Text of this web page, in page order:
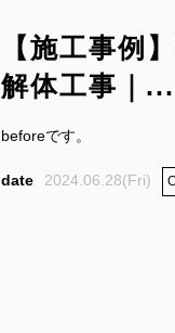
【施工事例
解体工事｜...
beforeです。
2024.06.28(Fri)